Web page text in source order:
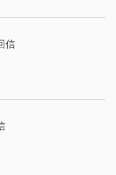
习近平给田华等8位电影艺术家的回信
习近平给田华等8位电影艺术家回信